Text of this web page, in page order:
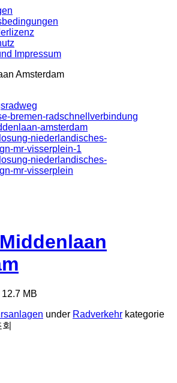
Impressum
MB
under Radverkehr kategorie